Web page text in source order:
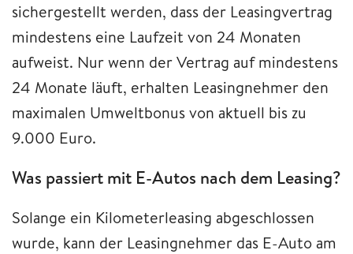
sichergestellt werden, dass der Leasingvertrag
mindestens eine Laufzeit von 24 Monaten
aufweist. Nur wenn der Vertrag auf mindestens
24 Monate läuft, erhalten Leasingnehmer den
maximalen Umweltbonus von aktuell bis zu
9.000 Euro.
Was passiert mit E-Autos nach dem Leasing?
Solange ein Kilometerleasing abgeschlossen
wurde, kann der Leasingnehmer das E-Auto am